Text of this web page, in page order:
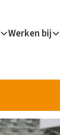
Werken bij